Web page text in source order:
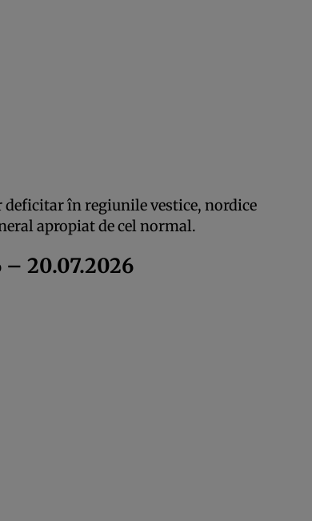
în regiunile vestice, nordice
apropiat de cel normal.
– 20.07.2026